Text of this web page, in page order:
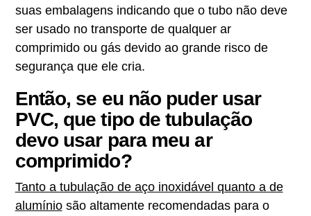
suas embalagens indicando que o tubo não deve
ser usado no transporte de qualquer ar
comprimido ou gás devido ao grande risco de
segurança que ele cria.
Então, se eu não puder usar
PVC, que tipo de tubulação
devo usar para meu ar
comprimido?
Tanto a tubulação de aço inoxidável quanto a de
alumíniosão altamente recomendadas para o